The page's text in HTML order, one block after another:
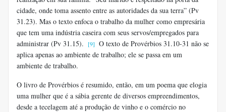
cidade, onde toma assento entre as autoridades da sua terra” (Pv
31.23). Mas o texto enfoca o trabalho da mulher como empresária
que tem uma indústria caseira com seus servos/empregados para
administrar (Pv 31.15).
[9] O texto de Provérbios 31.10-31 não se
aplica apenas ao ambiente de trabalho; ele se passa em um
ambiente de trabalho.
O livro de Provérbios é resumido, então, em um poema que elogia
uma mulher que é a sábia gerente de diversos empreendimentos,
desde a tecelagem até a produção de vinho e o comércio no